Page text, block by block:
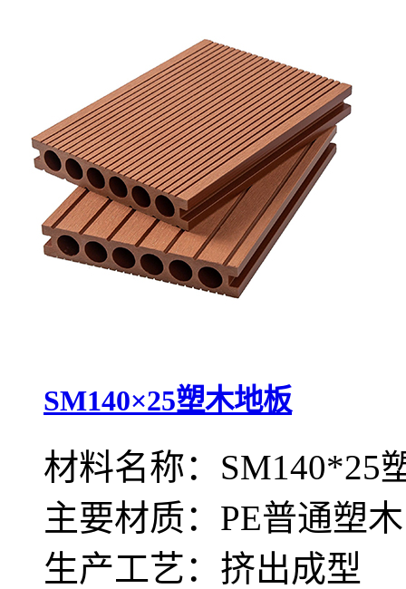
SM140×25塑木地板
材料名称：SM140*25
主要材质：PE普通塑木
生产工艺：挤出成型